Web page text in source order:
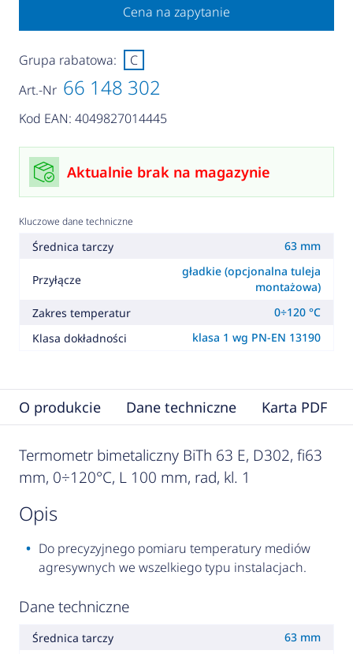
Cena na zapytanie
Art.-Nr 66 148 302
Kod EAN: 4049827014445
Grupa rabatowa: C
Aktualnie brak na magazynie
Kluczowe dane techniczne
Średnica tarczy 63 mm
Przyłącze
gładkie (opcjonalna tuleja
montażowa)
Zakres temperatur
0÷120 °C
Klasa dokładności
klasa 1 wg PN-EN 13190
O produkcie Dane techniczne Karta PDF
Termometr bimetaliczny BiTh 63 E, D302, fi63
mm, 0÷120°C, L 100 mm, rad, kl. 1
opis
Do precyzyjnego pomiaru temperatury mediów
agresywnych we wszelkiego typu instalacjach.
Dane techniczne
Średnica tarczy 63 mm